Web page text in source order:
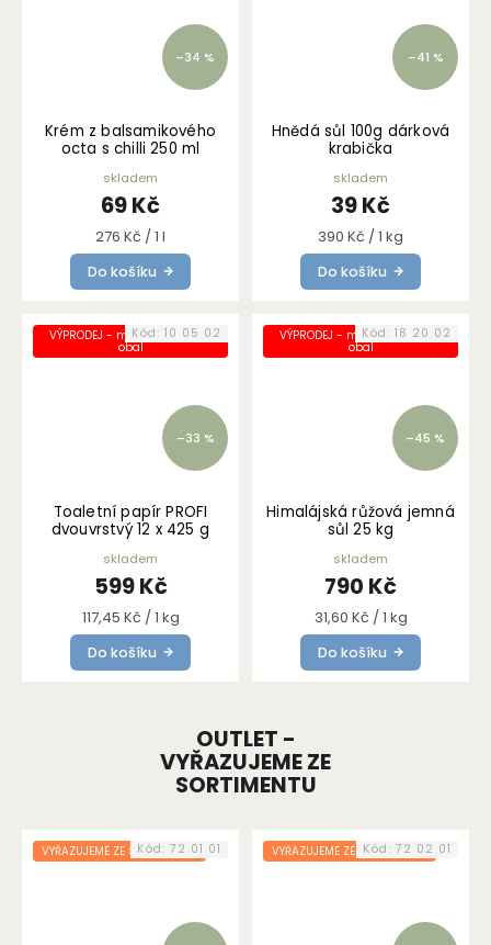
–34 %
Krém z balsamikového
octa s chilli 250 ml
skladem
69 Kč
Měrná
cena:
276 Kč / 1 l
Do košíku
–41 %
Hnědá sůl 100g dárková
krabička
skladem
39 Kč
Měrná
cena:
390 Kč / 1 kg
Do košíku
VÝPRODEJ - mírně poškozený
obal
–33 %
Toaletní papír PROFI
dvouvrstvý 12 x 425 g
skladem
599 Kč
Měrná
cena:
117,45 Kč / 1 kg
Do košíku
Kód: 10 05 02 VÝPRODEJ - mírně poškozený
obal
–45 %
Himalájská růžová jemná
sůl 25 kg
skladem
790 Kč
Měrná
cena:
31,60 Kč / 1 kg
Do košíku
Kód: 18 20 02
OUTLET -
VYŘAZUJEME ZE
SORTIMENTU
VYŘAZUJEME ZE SORTIMENTU
Kód: 72 01 01 VYŘAZUJEME ZE SORTIMENTU
Kód: 72 02 01